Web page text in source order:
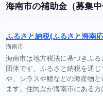
海南市の補助金（募集中
ふるさと納税(ふるさと海南
海南市
海南市は地方税法に基づきふ
団体です。ふるさと納税を通
や、シラスや鱧などの海産物
ます。住民票が海南市にある